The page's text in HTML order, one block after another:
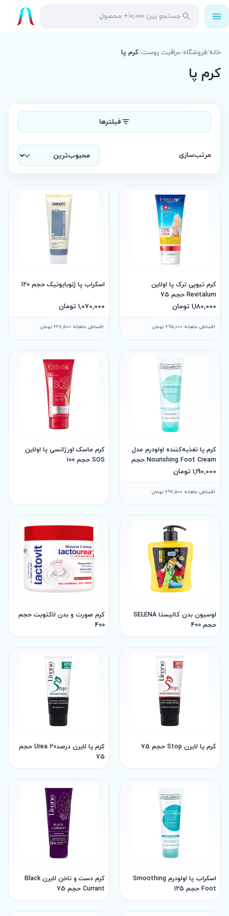
باز
کردن
منو
جستجو
در
محصولات
جستجو
خانه/فروشگاه/مراقبت پوست/کرم پا
کرم پا
فیلترها
مرتب‌سازی
کرم تیوپی ترک پا اولاین
Revitalum حجم 75
1,180,000 تومان
اقساطی ماهانه 295,000 تومان
اسکراب پا ژنوبایوتیک حجم 120
1,070,000 تومان
اقساطی ماهانه 267,500 تومان
کرم پا تغذیه‌کننده اولودرم مدل
Nourishing Foot Cream حجم
125 میل
1,190,000 تومان
اقساطی ماهانه 297,500 تومان
کرم ماسک اورژانسی پا اولاین
SOS حجم 100
لوسیون بدن کالیستا SELENA
حجم 400
کرم صورت و بدن لاکتویت حجم
400
کرم پا لایرن Stop حجم 75
کرم پا لایرن درصدUrea 20 حجم
75
اسکراب پا اولودرم Smoothing
Foot حجم 125
کرم دست و ناخن لایرن Black
Currant حجم 75